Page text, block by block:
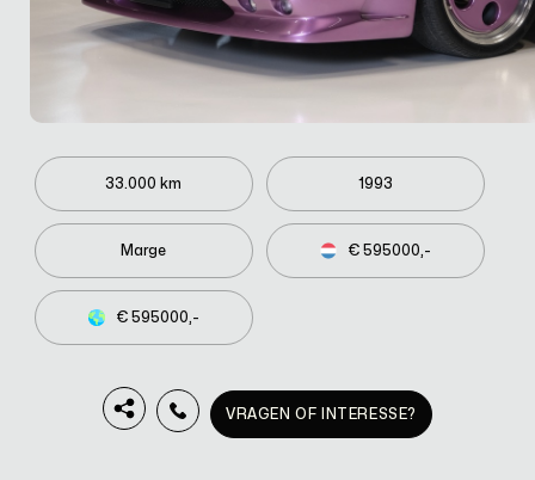
33.000 km 1993
Marge € 595000,-
€ 595000,-
VRAGEN OF INTERESSE?